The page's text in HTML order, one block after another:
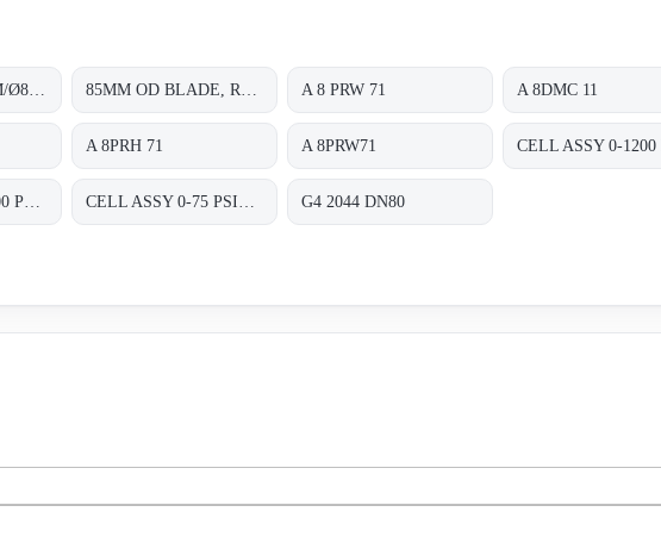
A 8 PRW 71 A 8DMC 11
A 8PRH 71 A 8PRW71
G4 2044 DN80